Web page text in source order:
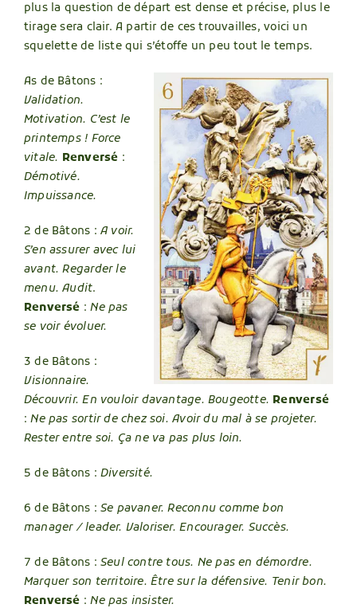
plus la question de départ est dense et précise, plus le
tirage sera clair. A partir de ces trouvailles, voici un
squelette de liste qui s’étoffe un peu tout le temps.
As de Bâtons :
Validation.
Motivation. C’est le
printemps ! Force
vitale. Renversé :
Démotivé.
Impuissance.
2 de Bâtons : A voir.
S’en assurer avec lui
avant. Regarder le
menu. Audit.
Renversé :Ne pas
se voir évoluer.
3 de Bâtons :
Visionnaire.
Découvrir. En vouloir davantage. Bougeotte. Renversé
:Ne pas sortir de chez soi. Avoir du mal à se projeter.
Rester entre soi. Ça ne va pas plus loin.
5 de Bâtons : Diversité.
6 de Bâtons : Se pavaner. Reconnu comme bon
manager / leader. Valoriser. Encourager. Succès.
7 de Bâtons : Seul contre tous. Ne pas en démordre.
Marquer son territoire. Être sur la défensive. Tenir bon.
Renversé :Ne pas insister.